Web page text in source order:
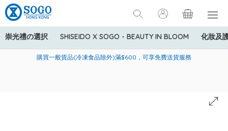
崇光禮の選択 SHISEIDO X SOGO - BEAUTY IN BLOOM 化妝及
美國運通Explorer®信用卡會員購物禮遇：高達5%簽賬回贈！
購買一般貨品(冷凍食品除外)滿$600，可享免費送貨服務
寄送中國內地服務只適用於指定商品，若訂單金額少於HK$600(折